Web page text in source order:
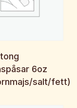
Begär offert
6oz
salt/fett)